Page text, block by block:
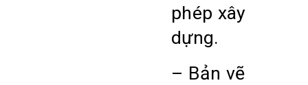
phép xây
dựng.
– Bản vẽ